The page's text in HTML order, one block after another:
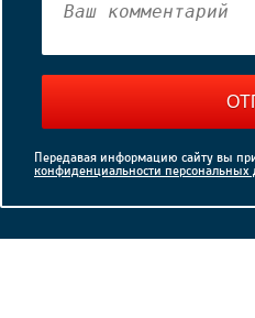
Передавая информацию сайту вы
конфиденциальности